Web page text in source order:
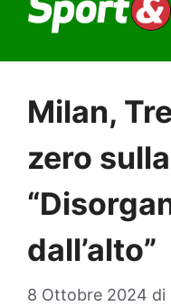
contenuto
Milan,
zero
dall’alto”
8 Ottobre 2024 di